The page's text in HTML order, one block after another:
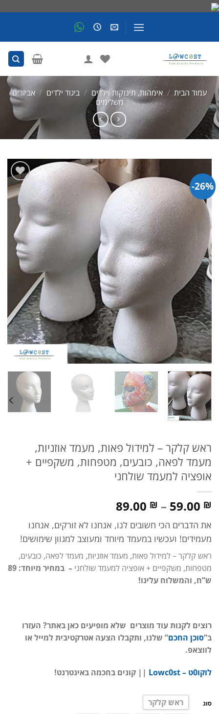
עמוד הבית / אימהות, תינוקות וילדים / ביגוד ילדים / אביזרים
משלימים
26%-
ראש קלקר – למידול פאות, מעמד אוזניות,
מעמד לפאה, כובעים, מטפחות, משקפיים +
אופציה למעמד שולחני
59.00 ₪
–
89.00 ₪ טווח
עד
את הדברים הכי חשובים לנו, אנחנו לא זורקים, אנחנו
מעמידים! ועכשיו במעמד מיוחד ומעוצב למגוון שימושים!
ראש קלקר – למידול פאות, מעמד אוזניות, מעמד לפאה, כובעים,
מטפחות, משקפיים + אופציה למעמד שולחני
– במחיר מיוחד: 89
ש”ח, והמשלוח עלינו!
רוצים לקנות עוד מוצרים שלא מופיעים כאן באתר? העזרו
ב”סוכן החכם” שלנו, ותקבלו הצעה אטרקטיבית למייל או
לווצאפ.
לוקו0ט – Lowc0st || קונים בחכמה באינטרנט!
סוג ראש קלקר